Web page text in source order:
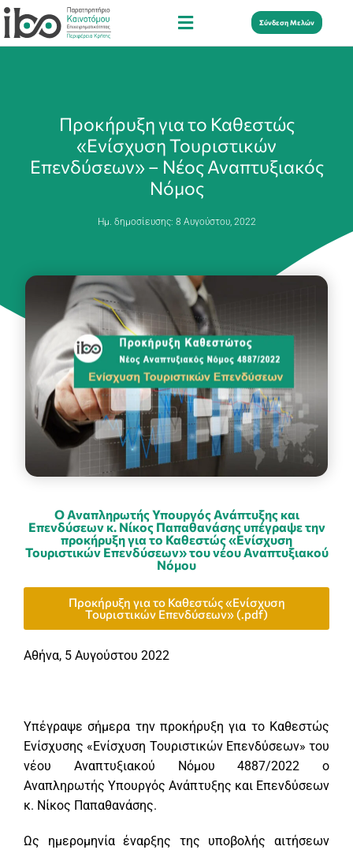
Σύνδεση Μελών
Προκήρυξη για το Καθεστώς
«Ενίσχυση Τουριστικών
Επενδύσεων» – Νέος Αναπτυξιακός
Νόμος
Ημ. δημοσίευσης: 8 Αυγούστου, 2022
Ο Αναπληρωτής Υπουργός Ανάπτυξης και
Επενδύσεων κ. Νίκος Παπαθανάσης υπέγραψε την
προκήρυξη για το Καθεστώς «Ενίσχυση
Τουριστικών Επενδύσεων» του νέου Αναπτυξιακού
Νόμου
Προκήρυξη για το Καθεστώς «Ενίσχυση
Τουριστικών Επενδύσεων» (.pdf)
Αθήνα, 5 Αυγούστου 2022
Υπέγραψε σήμερα την προκήρυξη για το Καθεστώς
Ενίσχυσης «Ενίσχυση Τουριστικών Επενδύσεων» του
νέου Αναπτυξιακού Νόμου 4887/2022 ο
Αναπληρωτής Υπουργός Ανάπτυξης και Επενδύσεων
κ. Νίκος Παπαθανάσης.
Ως ημερομηνία έναρξης της υποβολής αιτήσεων